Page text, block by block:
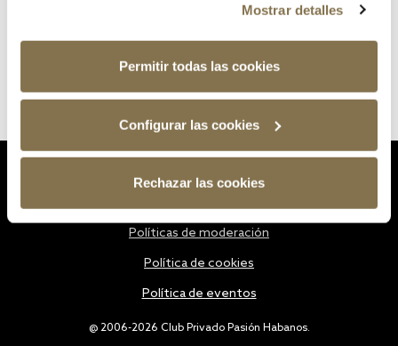
Mostrar detalles
Permitir todas las cookies
Configurar las cookies
Rechazar las cookies
@ 2006-2026 Club Privado Pasión Habanos.
Políticas de moderación
Política de cookies
Política de eventos